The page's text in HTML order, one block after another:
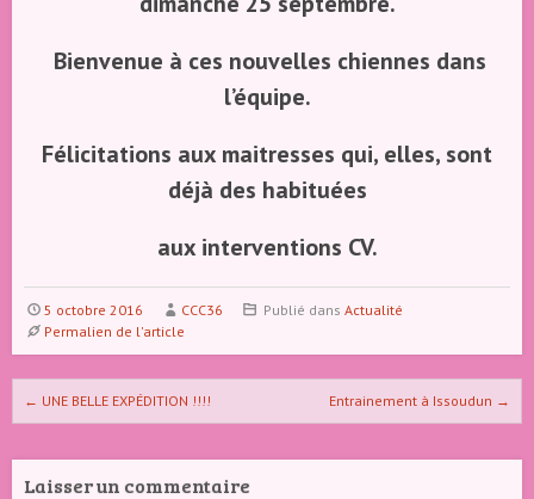
Bienvenue à ces nouvelles chiennes dans
l’équipe.
Félicitations aux maitresses qui, elles, sont
déjà des habituées
aux interventions CV.
5 octobre 2016 CCC36 Publié dansActualité
Permalien de l'article
Naviguer dans les articles
← UNE BELLE EXPÉDITION !!!! Entrainement à Issoudun →
Laisser un commentaire